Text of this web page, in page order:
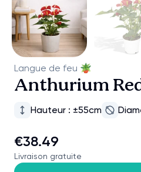
Langue de feu 🪴
Anthurium
Hauteur : ±55cm
€38.49
Livraison gratuite